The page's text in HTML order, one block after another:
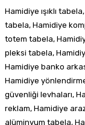
Hamidiye ışıklı
tabela, Hamidiye
totem tabela,
pleksi tabela,
Hamidiye banko
Hamidiye
güvenliği levhaları,
reklam, Hamidiye
alüminyum tabela,